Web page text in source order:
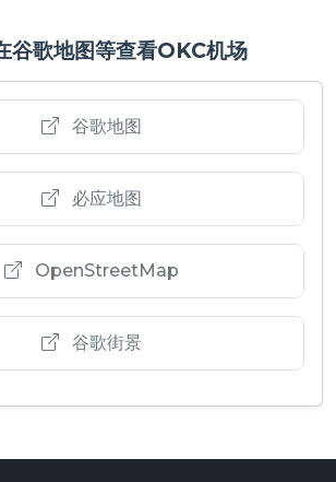
谷歌地图等查看OKC机场
谷歌地图
必应地图
OpenStreetMap
谷歌街景